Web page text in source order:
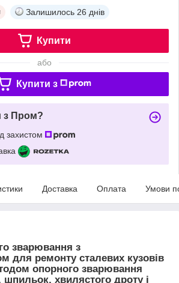
Залишилось 26 днів
Купити
або
Купити з
з Пром?
захистом
Доставка Оплата Умови
зварювання з
для ремонту сталевих кузовів
опорного зварювання
шпильок, хвилястого дроту і